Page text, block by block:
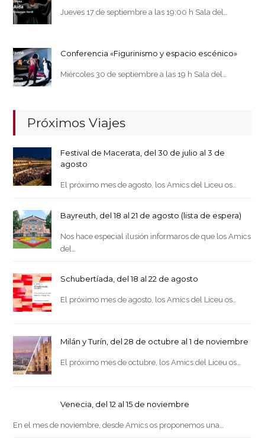
Jueves 17 de septiembre a las 19:00 h Sala del…
Conferencia «Figurinismo y espacio escénico»
Miércoles 30 de septiembre a las 19 h Sala del…
Próximos Viajes
Festival de Macerata, del 30 de julio al 3 de
agosto
El próximo mes de agosto, los Amics del Liceu os…
Bayreuth, del 18 al 21 de agosto (lista de espera)
Nos hace especial ilusión informaros de que los Amics
del…
Schubertíada, del 18 al 22 de agosto
El próximo mes de agosto, los Amics del Liceu os…
Milán y Turín, del 28 de octubre al 1 de noviembre
El próximo mes de octubre, los Amics del Liceu os…
Venecia, del 12 al 15 de noviembre
En el mes de noviembre, desde Amics os proponemos una…